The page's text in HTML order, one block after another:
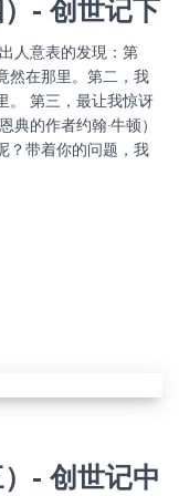
- 创世记下
人意表的发現：第
然在那里。第二，我
。 第三，最让我惊讶
的作者约翰·牛顿）
？带着你的问题，我
- 创世记中